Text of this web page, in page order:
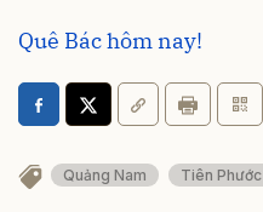
Quê Bác hôm nay!
Quảng Nam Tiên Phước